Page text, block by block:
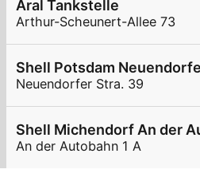
Aral Tankstelle
Arthur-Scheunert-Allee 73
Neuendorfer Stra. 39
An der Autobahn 1 A